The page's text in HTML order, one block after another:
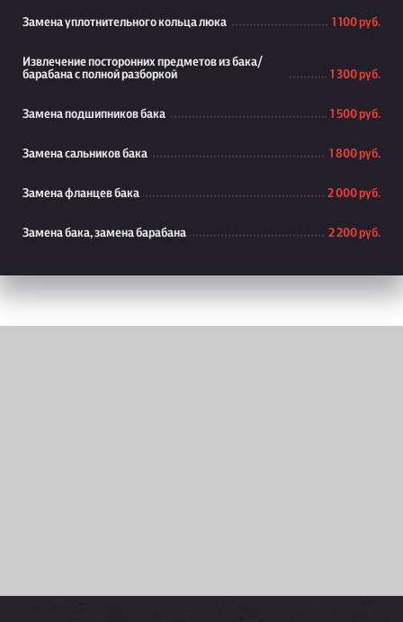
Замена уплотнительного кольца люка 1 100 руб.
Извлечение посторонних предметов из бака/
барабана с полной разборкой
1 300 руб.
Замена подшипников бака 1 500 руб.
Замена сальников бака 1 800 руб.
Замена фланцев бака 2 000 руб.
Замена бака, замена барабана 2 200 руб.